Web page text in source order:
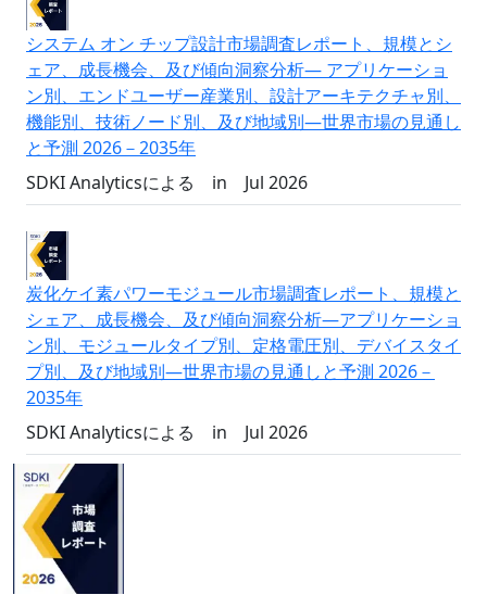
システム オン チップ設計市場調査レポート、規模とシ
ェア、成長機会、及び傾向洞察分析― アプリケーショ
ン別、エンドユーザー産業別、設計アーキテクチャ別、
機能別、技術ノード別、及び地域別―世界市場の見通し
と予測 2026－2035年
SDKI Analyticsによる
in Jul 2026
炭化ケイ素パワーモジュール市場調査レポート、規模と
シェア、成長機会、及び傾向洞察分析―アプリケーショ
ン別、モジュールタイプ別、定格電圧別、デバイスタイ
プ別、及び地域別―世界市場の見通しと予測 2026－
2035年
SDKI Analyticsによる
in Jul 2026